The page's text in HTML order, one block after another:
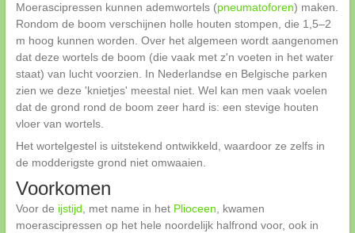
Moerascipressen kunnen ademwortels (pneumatoforen) maken.
Rondom de boom verschijnen holle houten stompen, die 1,5–2
m hoog kunnen worden. Over het algemeen wordt aangenomen
dat deze wortels de boom (die vaak met z'n voeten in het water
staat) van lucht voorzien. In Nederlandse en Belgische parken
zien we deze 'knietjes' meestal niet. Wel kan men vaak voelen
dat de grond rond de boom zeer hard is: een stevige houten
vloer van wortels.
Het wortelgestel is uitstekend ontwikkeld, waardoor ze zelfs in
de modderigste grond niet omwaaien.
Voorkomen
Voor de ijstijd , met name in het Plioceen , kwamen
moerascipressen op het hele noordelijk halfrond voor, ook in